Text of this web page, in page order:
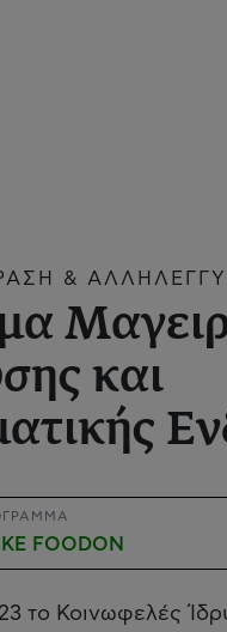
&
και
FOODON
το Κοινωφελές